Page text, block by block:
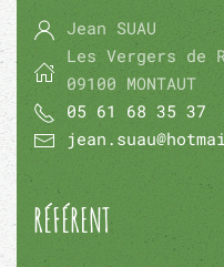
Jean SUAU
Les Vergers de
09100 MONTAUT
05 61 68 35 37
RÉFÉRENT